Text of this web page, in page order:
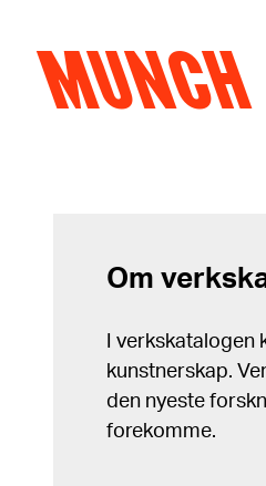
MUNCH
Om
I verkskatalogen
kunstnerskap.
den nyeste
forekomme.